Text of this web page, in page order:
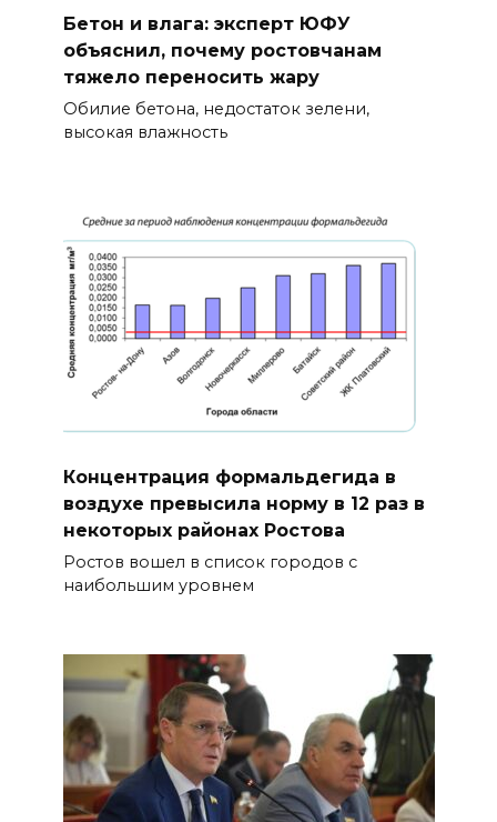
Бетон и влага: эксперт ЮФУ
объяснил, почему ростовчанам
тяжело переносить жару
Обилие бетона, недостаток зелени,
высокая влажность
Концентрация формальдегида в
воздухе превысила норму в 12 раз в
некоторых районах Ростова
Ростов вошел в список городов с
наибольшим уровнем